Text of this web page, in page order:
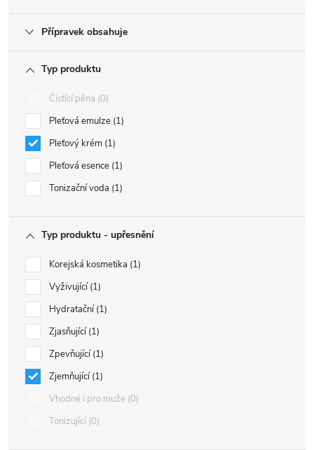
Přípravek obsahuje
Typ produktu
Čistící pěna 0
Pleťová emulze 1
Pleťový krém 1
Pleťová esence 1
Tonizační voda 1
Typ produktu - upřesnění
Korejská kosmetika 1
Vyživující 1
Hydratační 1
Zjasňující 1
Zpevňující 1
Zjemňující 1
Vhodné i pro muže 0
Tonizující 0